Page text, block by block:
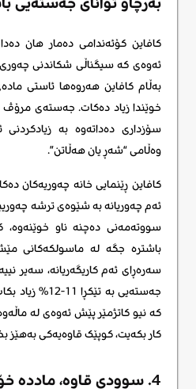
کافاین کۆئەندامی دەمار هان
ئەوەی کە سیگناڵی شکاندنی
بەڵام کافاین هەروەها ئاستی
خوێندا زیاد دەکات. جەستەی
سۆزداری دەداتەوە بە زیادکردنی
وەڵامی “شەڕ یان هەڵاتن”.
کافاین ڕێنمایی خانە چەوریەکان
ئەم چەوریانە بە شێوەی ترشە
سووتەمەنی دەچنە ناو خوێنەوە،
باشترە جگە لە ماسولکەکانی
سەرەڕای ئەم کاریگەریانە، سەیر
جەستەیی بە
کە نیو کاتژمێر پێش ئەوەی لە
کار بکەیت، کوپێک قاوەیەکی بەهێز
4. سوودی قاوە، ماددە